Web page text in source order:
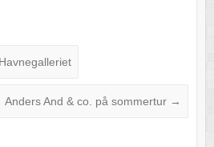
Anders And & co. på sommertur →